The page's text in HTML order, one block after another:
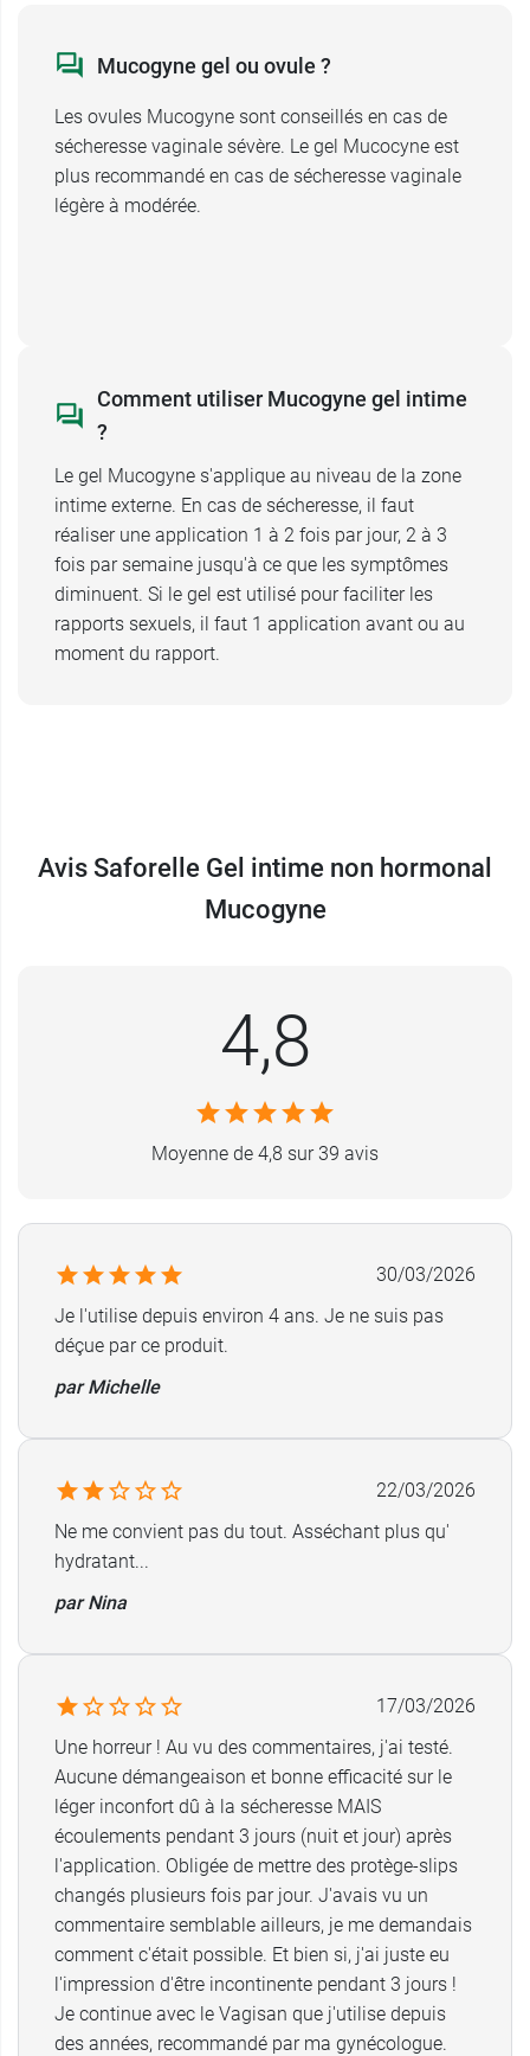
sécheresse intime ?
Le gel intime Saforelle Mucogyne s'utilise par
voie vaginale à l'aide de l'applicateur et / ou au
niveau de la zone intime externe. Il peut être
associé à tout traitement hormonal.
Possibilité d'appliquer 1 noisette 1 à 2 fois par
jour en massage sur la zone intime externe.
Application de Mucogyne avant un rapport
sexuel
1 application avec ou sans l'applicateur au
moment du rapport sexuel, ou avant pour plus
de discrétion. Il est possible d'appliquer 1
noisette sur le préservatif. Mucogyne est
compatible avec les préservatifs.
Mucogyne gel ou ovule ?
Les ovules Mucogyne sont conseillés en cas de
sécheresse vaginale sévère. Le gel Mucocyne est
plus recommandé en cas de sécheresse vaginale
légère à modérée.
Comment utiliser Mucogyne gel intime
?
Le gel Mucogyne s'applique au niveau de la zone
intime externe. En cas de sécheresse, il faut
réaliser une application 1 à 2 fois par jour, 2 à 3
fois par semaine jusqu'à ce que les symptômes
diminuent. Si le gel est utilisé pour faciliter les
rapports sexuels, il faut 1 application avant ou au
moment du rapport.
Avis Saforelle Gel intime non hormonal
Mucogyne
4,8
Moyenne de 4,8 sur 39 avis
30/03/2026
Je l'utilise depuis environ 4 ans. Je ne suis pas
déçue par ce produit.
par Michelle
22/03/2026
Ne me convient pas du tout. Asséchant plus qu'
hydratant...
par Nina
17/03/2026
Une horreur ! Au vu des commentaires, j'ai testé.
Aucune démangeaison et bonne efficacité sur le
léger inconfort dû à la sécheresse MAIS
écoulements pendant 3 jours (nuit et jour) après
l'application. Obligée de mettre des protège-slips
changés plusieurs fois par jour. J'avais vu un
commentaire semblable ailleurs, je me demandais
comment c'était possible. Et bien si, j'ai juste eu
l'impression d'être incontinente pendant 3 jours !
Je continue avec le Vagisan que j'utilise depuis
des années, recommandé par ma gynécologue.